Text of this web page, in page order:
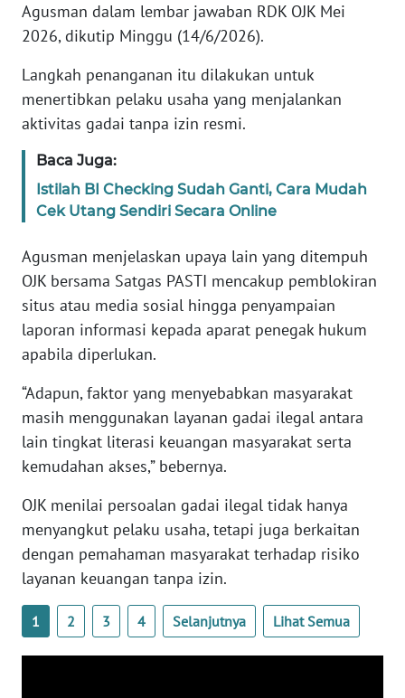
Agusman dalam lembar jawaban RDK OJK Mei
2026, dikutip Minggu (14/6/2026).
Langkah penanganan itu dilakukan untuk
menertibkan pelaku usaha yang menjalankan
aktivitas gadai tanpa izin resmi.
Baca Juga:
Istilah BI Checking Sudah Ganti, Cara Mudah
Cek Utang Sendiri Secara Online
Agusman menjelaskan upaya lain yang ditempuh
OJK bersama Satgas PASTI mencakup pemblokiran
situs atau media sosial hingga penyampaian
laporan informasi kepada aparat penegak hukum
apabila diperlukan.
“Adapun, faktor yang menyebabkan masyarakat
masih menggunakan layanan gadai ilegal antara
lain tingkat literasi keuangan masyarakat serta
kemudahan akses,” bebernya.
OJK menilai persoalan gadai ilegal tidak hanya
menyangkut pelaku usaha, tetapi juga berkaitan
dengan pemahaman masyarakat terhadap risiko
layanan keuangan tanpa izin.
1 2 3 4 Selanjutnya Lihat Semua
Wahana
News
WN
SUMUT
JAKARTA
JABAR
WN
BANTEN
NTT
WN
KEPRI
WN
PAPUA
WN
BARAT
WN